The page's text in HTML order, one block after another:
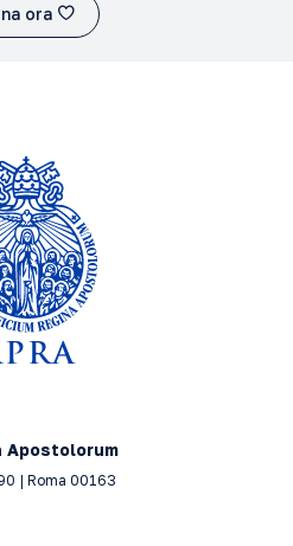
ora
Apostolorum
| Roma 00163